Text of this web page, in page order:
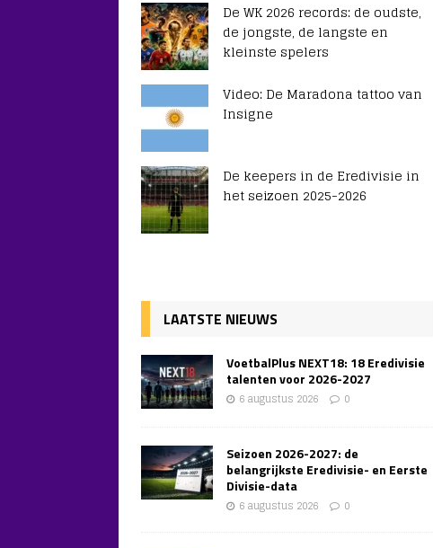
De WK 2026 records: de oudste,
de jongste, de langste en
kleinste spelers
Video: De Maradona tattoo van
Insigne
De keepers in de Eredivisie in
het seizoen 2025-2026
LAATSTE NIEUWS
VoetbalPlus NEXT18: 18 Eredivisie
talenten voor 2026-2027
6 augustus 2026 0
Seizoen 2026-2027: de
belangrijkste Eredivisie- en Eerste
Divisie-data
6 augustus 2026 0